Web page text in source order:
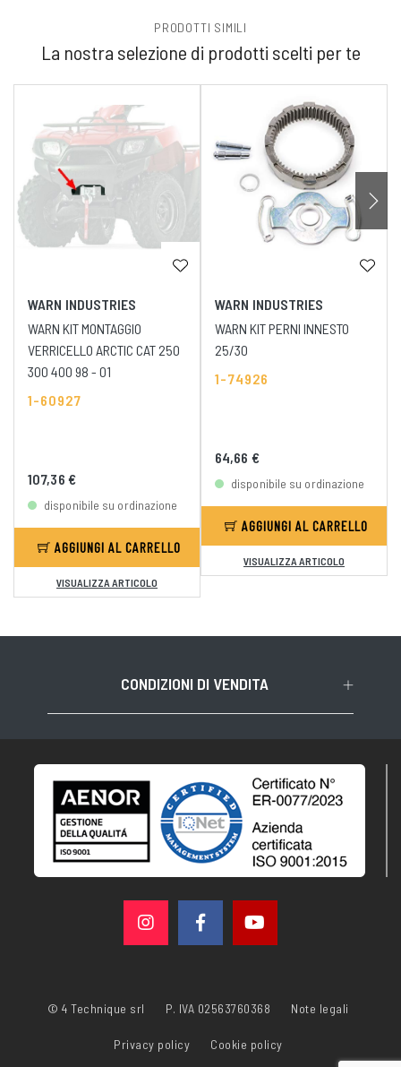
PRODOTTI SIMILI
La nostra selezione di prodotti scelti per te
WARN INDUSTRIES
WARN KIT MONTAGGIO
VERRICELLO ARCTIC CAT 250
300 400 98 - 01
1-60927
107,36 €
disponibile su ordinazione
AGGIUNGI AL CARRELLO
VISUALIZZA ARTICOLO
WARN INDUSTRIES
WARN KIT PERNI INNESTO
25/30
1-74926
64,66 €
disponibile su ordinazione
AGGIUNGI AL CARRELLO
VISUALIZZA ARTICOLO
CONDIZIONI DI VENDITA
© 4 Technique srl P. IVA 02563760368 Note legali
Privacy policy Cookie policy